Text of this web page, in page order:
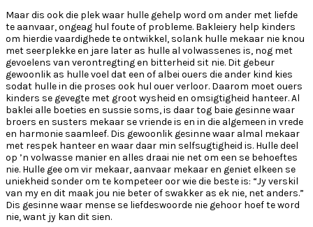
Maar dis ook die plek waar hulle gehelp word om ander met liefde
te aanvaar, ongeag hul foute of probleme. Bakleiery help kinders
om hierdie vaardighede te ontwikkel, solank hulle mekaar nie knou
met seerplekke en jare later as hulle al volwassenes is, nog met
gevoelens van verontregting en bitterheid sit nie. Dit gebeur
gewoonlik as hulle voel dat een of albei ouers die ander kind kies
sodat hulle in die proses ook hul ouer verloor. Daarom moet ouers
kinders se gevegte met groot wysheid en omsigtigheid hanteer. Al
baklei alle boeties en sussie soms, is daar tog baie gesinne waar
broers en susters mekaar se vriende is en in die algemeen in vrede
en harmonie saamleef. Dis gewoonlik gesinne waar almal mekaar
met respek hanteer en waar daar min selfsugtigheid is. Hulle deel
op ’n volwasse manier en alles draai nie net om een se behoeftes
nie. Hulle gee om vir mekaar, aanvaar mekaar en geniet elkeen se
uniekheid sonder om te kompeteer oor wie die beste is: “Jy verskil
van my en dit maak jou nie beter of swakker as ek nie, net anders.”
Dis gesinne waar mense se liefdeswoorde nie gehoor hoef te word
nie, want jy kan dit sien.